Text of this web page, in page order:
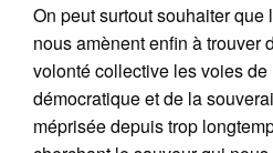
On peut surtout souhaiter
nous amènent enfin à trouver
volonté collective les voies
démocratique et de la
méprisée depuis trop